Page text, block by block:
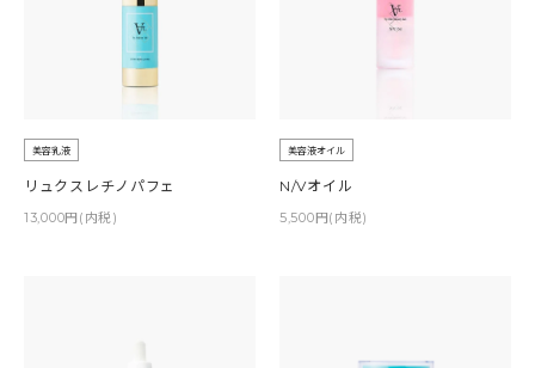
美容乳液
リュクスレチノパフェ
13,000円(内税)
美容液オイル
N/Vオイル
5,500円(内税)